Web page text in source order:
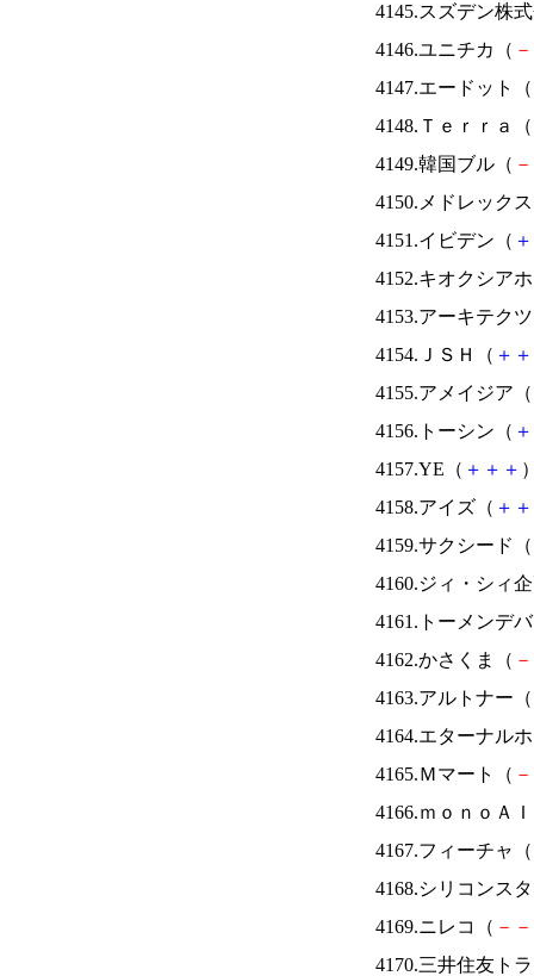
4145.スズデン株
4146.ユニチカ（ －
4147.エードット（
4148.Ｔｅｒｒａ（
4149.韓国ブル（ －
4150.メドレック
4151.イビデン（ ＋
4152.キオクシア
4153.アーキテク
4154.ＪＳＨ（ ＋ ＋
4155.アメイジア（
4156.トーシン（ ＋
4157.YE（ ＋ ＋ ＋
4158.アイズ（ ＋ ＋
4159.サクシード（
4160.ジィ・シィ
4161.トーメンデ
4162.かさくま（ －
4163.アルトナー（
4164.エターナル
4165.Ｍマート（ －
4166.ｍｏｎｏＡ
4167.フィーチャ（
4168.シリコンス
4169.ニレコ（ － －
4170.三井住友ト